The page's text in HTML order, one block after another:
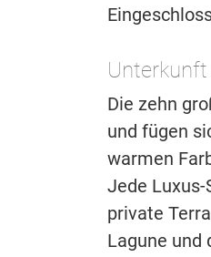
Unterkunft
Die zehn
und fügen
warmen
Jede
private
Lagune und